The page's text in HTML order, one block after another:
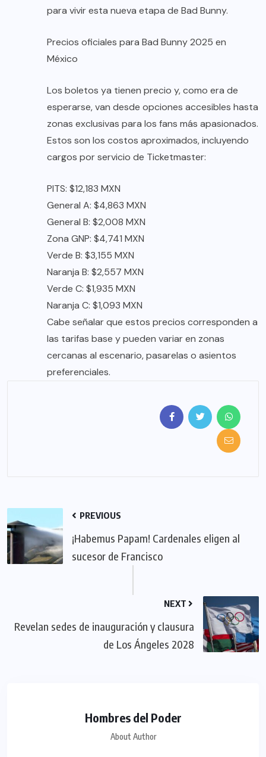
para vivir esta nueva etapa de Bad Bunny.
Precios oficiales para Bad Bunny 2025 en
México
Los boletos ya tienen precio y, como era de
esperarse, van desde opciones accesibles hasta
zonas exclusivas para los fans más apasionados.
Estos son los costos aproximados, incluyendo
cargos por servicio de Ticketmaster:
PITS: $12,183 MXN
General A: $4,863 MXN
General B: $2,008 MXN
Zona GNP: $4,741 MXN
Verde B: $3,155 MXN
Naranja B: $2,557 MXN
Verde C: $1,935 MXN
Naranja C: $1,093 MXN
Cabe señalar que estos precios corresponden a
las tarifas base y pueden variar en zonas
cercanas al escenario, pasarelas o asientos
preferenciales.
PREVIOUS
¡Habemus Papam! Cardenales eligen al
sucesor de Francisco
NEXT
Revelan sedes de inauguración y clausura
de Los Ángeles 2028
Hombres del Poder
About Author